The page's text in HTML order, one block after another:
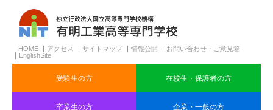
HOME アクセス サイトマップ 情報公開
お問い合わせ・ご意見箱
EnglishSite
受験生の方 在校生・保護者の方
卒業生の方 企業・一般の方